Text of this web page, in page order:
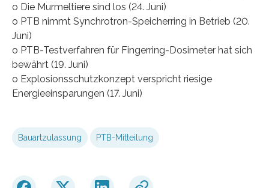
o Die Murmeltiere sind los (24. Juni)
o PTB nimmt Synchrotron-Speicherring in Betrieb (20.
Juni)
o PTB-Testverfahren für Fingerring-Dosimeter hat sich
bewährt (19. Juni)
o Explosionsschutzkonzept verspricht riesige
Energieeinsparungen (17. Juni)
Bauartzulassung PTB-Mitteilung